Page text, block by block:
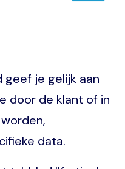
geef je gelijk aan
door de klant of in
data.